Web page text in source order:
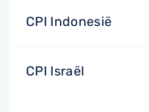
CPI Indonesië
CPI Israël